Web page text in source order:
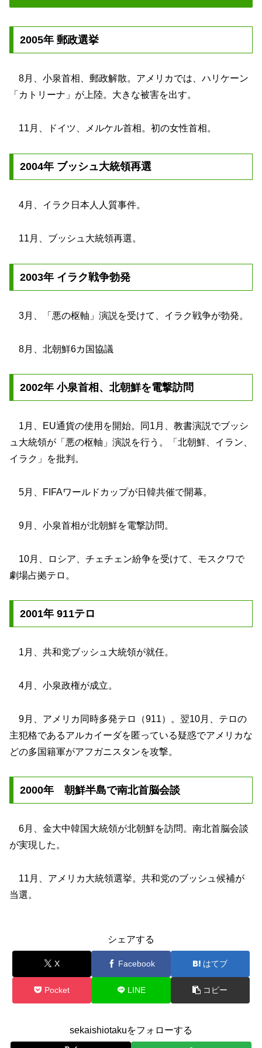
2005年 郵政選挙
8月、小泉首相、郵政解散。アメリカでは、ハリケーン
「カトリーナ」が上陸。大きな被害を出す。
11月、ドイツ、メルケル首相。初の女性首相。
2004年 ブッシュ大統領再選
4月、イラク日本人人質事件。
11月、ブッシュ大統領再選。
2003年 イラク戦争勃発
3月、「悪の枢軸」演説を受けて、イラク戦争が勃発。
8月、北朝鮮6カ国協議
2002年 小泉首相、北朝鮮を電撃訪問
1月、EU通貨の使用を開始。同1月、教書演説でブッシ
ュ大統領が「悪の枢軸」演説を行う。「北朝鮮、イラン、
イラク」を批判。
5月、FIFAワールドカップが日韓共催で開幕。
9月、小泉首相が北朝鮮を電撃訪問。
10月、ロシア、チェチェン紛争を受けて、モスクワで
劇場占拠テロ。
2001年 911テロ
1月、共和党ブッシュ大統領が就任。
4月、小泉政権が成立。
9月、アメリカ同時多発テロ（911）。翌10月、テロの
主犯格であるアルカイーダを匿っている疑惑でアメリカな
どの多国籍軍がアフガニスタンを攻撃。
2000年 朝鮮半島で南北首脳会談
6月、金大中韓国大統領が北朝鮮を訪問。南北首脳会談
が実現した。
11月、アメリカ大統領選挙。共和党のブッシュ候補が
当選。
シェアする
X Facebook はてブ
Pocket LINE コピー
sekaishiotakuをフォローする